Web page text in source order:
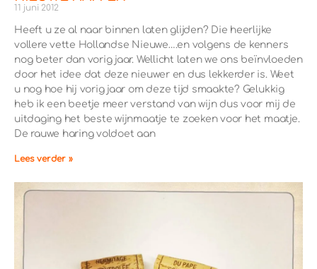
11 juni 2012
Heeft u ze al naar binnen laten glijden? Die heerlijke
vollere vette Hollandse Nieuwe….en volgens de kenners
nog beter dan vorig jaar. Wellicht laten we ons beïnvloeden
door het idee dat deze nieuwer en dus lekkerder is. Weet
u nog hoe hij vorig jaar om deze tijd smaakte? Gelukkig
heb ik een beetje meer verstand van wijn dus voor mij de
uitdaging het beste wijnmaatje te zoeken voor het maatje.
De rauwe haring voldoet aan
Lees verder »